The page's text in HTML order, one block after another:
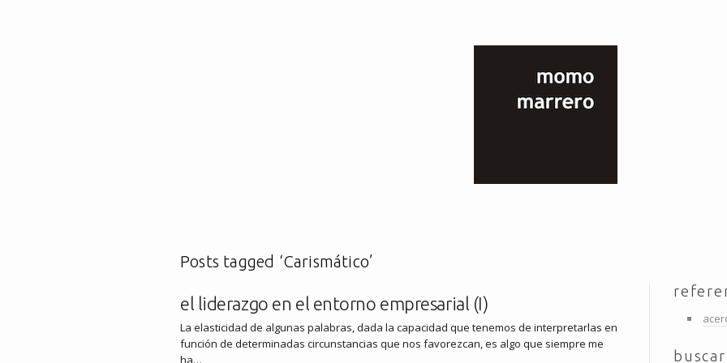
Posts tagged ‘Carismático’
el liderazgo en el entorno empresarial (I)
La elasticidad de algunas palabras, dada la capacidad que tenemos de interpretarlas en
función de determinadas circunstancias que nos favorezcan, es algo que siempre me
ha…
buscar